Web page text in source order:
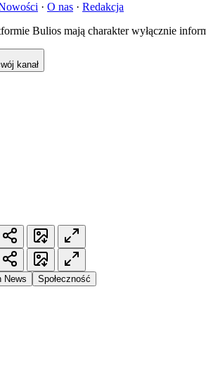
· O nas · Redakcja
Bulios mają charakter wyłącznie
kanał
News Społeczność